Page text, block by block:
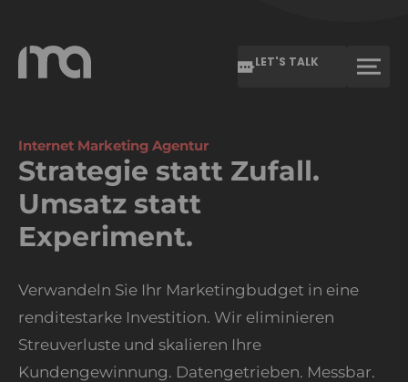
LET'S TALK
Internet Marketing Agentur
Strategie statt Zufall.
Umsatz statt
Experiment.
Verwandeln Sie Ihr Marketingbudget in eine
renditestarke Investition. Wir eliminieren
Streuverluste und skalieren Ihre
Kundengewinnung. Datengetrieben. Messbar.